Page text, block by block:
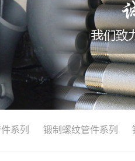
系列 锻制螺纹管件系列